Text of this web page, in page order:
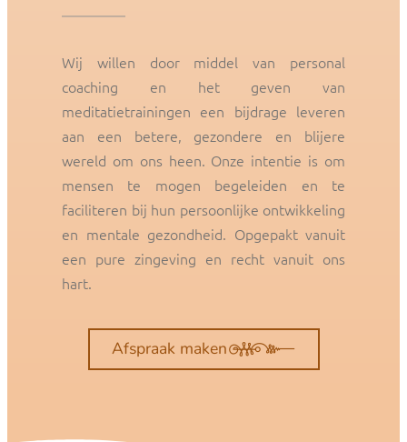
Wij willen door middel van personal
coaching en het geven van
meditatietrainingen een bijdrage leveren
aan een betere, gezondere en blijere
wereld om ons heen. Onze intentie is om
mensen te mogen begeleiden en te
faciliteren bij hun persoonlijke ontwikkeling
en mentale gezondheid. Opgepakt vanuit
een pure zingeving en recht vanuit ons
hart.
Afspraak maken